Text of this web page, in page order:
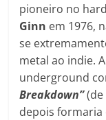
pioneiro no
Ginn em 1976,
se
metal ao indie.
underground
Breakdown”(de
depois formaria